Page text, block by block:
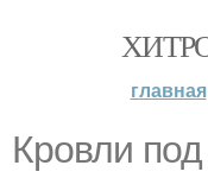
главная
Кровли